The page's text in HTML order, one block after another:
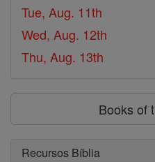
Tue, Aug. 11th
Wed, Aug. 12th
Thu, Aug. 13th
Books of
Recursos Bíblia